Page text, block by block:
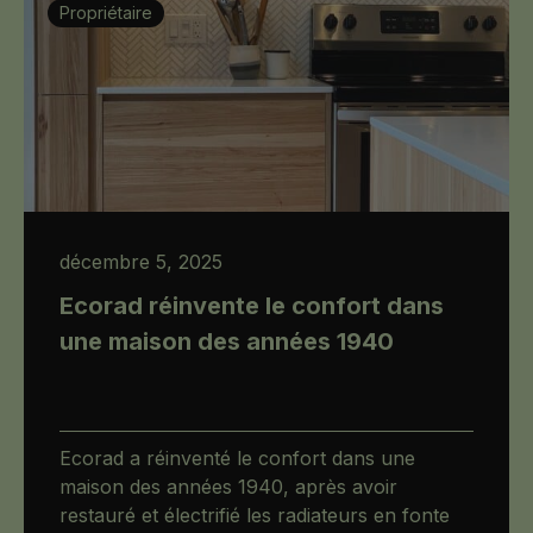
Propriétaire
décembre 5, 2025
Ecorad réinvente le confort dans
une maison des années 1940
Ecorad a réinventé le confort dans une
maison des années 1940, après avoir
restauré et électrifié les radiateurs en fonte